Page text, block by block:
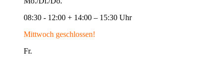
08:30 - 12:00 + 14:00 – 15:30 Uhr
Mittwoch geschlossen!
Fr.